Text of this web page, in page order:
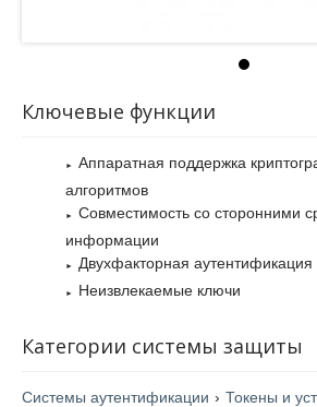
Ключевые функции
Аппаратная поддержка
алгоритмов
Совместимость со сторонними
информации
Двухфакторная аутентификация
Неизвлекаемые ключи
Категории системы защиты
Системы аутентификации › Токены и